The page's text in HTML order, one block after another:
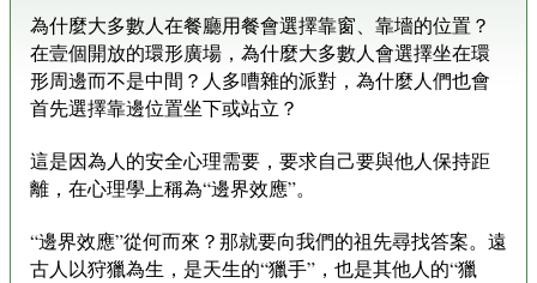
為什麼大多數人在餐廳用餐會選擇靠窗、靠墻的位置？
在壹個開放的環形廣場，為什麼大多數人會選擇坐在環
形周邊而不是中間？人多嘈雜的派對，為什麼人們也會
首先選擇靠邊位置坐下或站立？
這是因為人的安全心理需要，要求自己要與他人保持距
離，在心理學上稱為“邊界效應”。
“邊界效應”從何而來？那就要向我們的祖先尋找答案。遠
古人以狩獵為生，是天生的“獵手”，也是其他人的“獵